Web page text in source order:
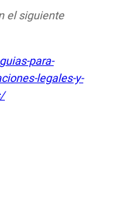
el siguiente
para-
legales-y-